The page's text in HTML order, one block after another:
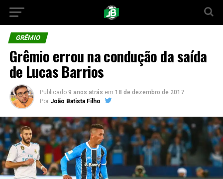
GRÊMIO
Grêmio errou na condução da saída
de Lucas Barrios
Publicado 9 anos atrás em 18 de dezembro de 2017
Por João Batista Filho